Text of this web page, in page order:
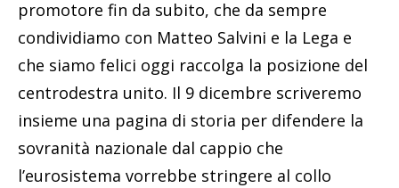
promotore fin da subito, che da sempre
condividiamo con Matteo Salvini e la Lega e
che siamo felici oggi raccolga la posizione del
centrodestra unito. Il 9 dicembre scriveremo
insieme una pagina di storia per difendere la
sovranità nazionale dal cappio che
l’eurosistema vorrebbe stringere al collo